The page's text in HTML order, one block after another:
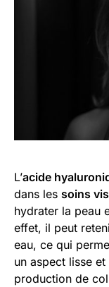
L’acide
dans les soins
hydrater la peau
effet, il peut
eau, ce qui
un aspect lisse
production de